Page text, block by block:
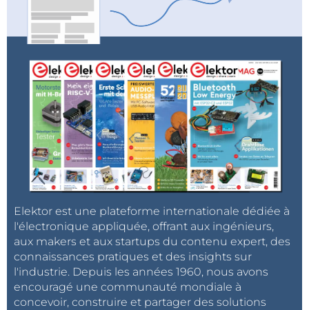
Elektor est une plateforme internationale dédiée à
l'électronique appliquée, offrant aux ingénieurs,
aux makers et aux startups du contenu expert, des
connaissances pratiques et des insights sur
l'industrie. Depuis les années 1960, nous avons
encouragé une communauté mondiale à
concevoir, construire et partager des solutions